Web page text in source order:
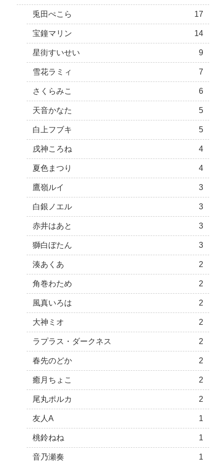
兎田ぺこら 17
宝鐘マリン 14
星街すいせい 9
雪花ラミィ 7
さくらみこ 6
天音かなた 5
白上フブキ 5
戌神ころね 4
夏色まつり 4
鷹嶺ルイ 3
白銀ノエル 3
赤井はあと 3
獅白ぼたん 3
湊あくあ 2
角巻わため 2
風真いろは 2
大神ミオ 2
ラプラス・ダークネス 2
春先のどか 2
癒月ちょこ 2
尾丸ポルカ 2
友人A 1
桃鈴ねね 1
音乃瀬奏 1